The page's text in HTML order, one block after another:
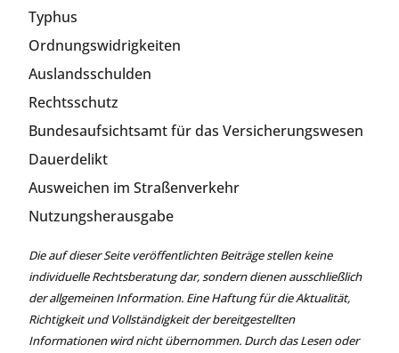
Typhus
Ordnungswidrigkeiten
Auslandsschulden
Rechtsschutz
Bundesaufsichtsamt für das Versicherungswesen
Dauerdelikt
Ausweichen im Straßenverkehr
Nutzungsherausgabe
Die auf dieser Seite veröffentlichten Beiträge stellen keine
individuelle Rechtsberatung dar, sondern dienen ausschließlich
der allgemeinen Information. Eine Haftung für die Aktualität,
Richtigkeit und Vollständigkeit der bereitgestellten
Informationen wird nicht übernommen. Durch das Lesen oder